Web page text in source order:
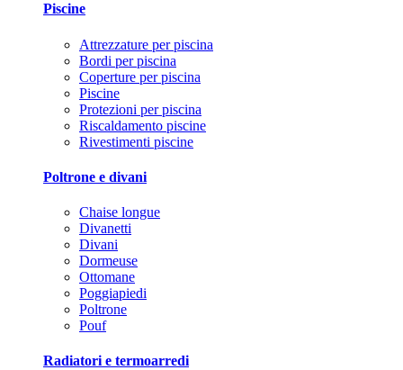
Piscine
Attrezzature per piscina
Bordi per piscina
Coperture per piscina
Piscine
Protezioni per piscina
Riscaldamento piscine
Rivestimenti piscine
Poltrone e divani
Chaise longue
Divanetti
Divani
Dormeuse
Ottomane
Poggiapiedi
Poltrone
Pouf
Radiatori e termoarredi